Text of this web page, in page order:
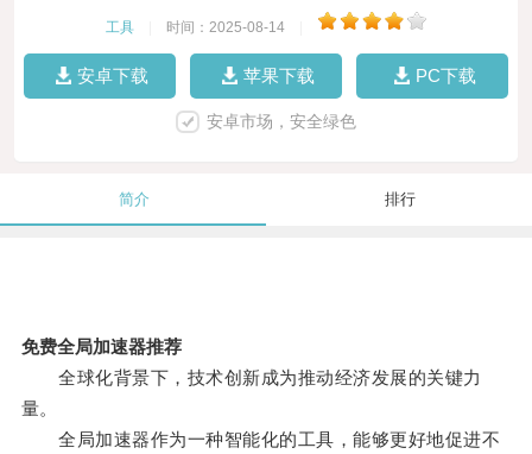
工具 时间：2025-08-14
安卓下载 苹果下载 PC下载
安卓市场，安全绿色
简介 排行
免费全局加速器推荐
全球化背景下，技术创新成为推动经济发展的关键力
量。
全局加速器作为一种智能化的工具，能够更好地促进不